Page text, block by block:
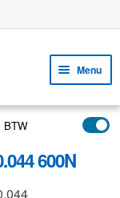
Menu
BTW
600N